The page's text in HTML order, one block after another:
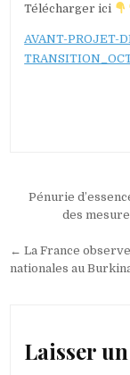
Télécharger ici
AVANT-PROJET-
l’article
Pénurie
des
← La France
nationales au
Laisser